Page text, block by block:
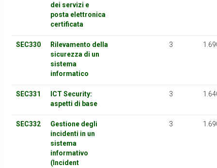
dei servizi e
posta elettronica
certificata
SEC330
Rilevamento della
sicurezza di un
sistema
informatico
3
SEC331
ICT Security:
aspetti di base
3
SEC332
Gestione degli
incidenti in un
sistema
informativo
(Incident
3